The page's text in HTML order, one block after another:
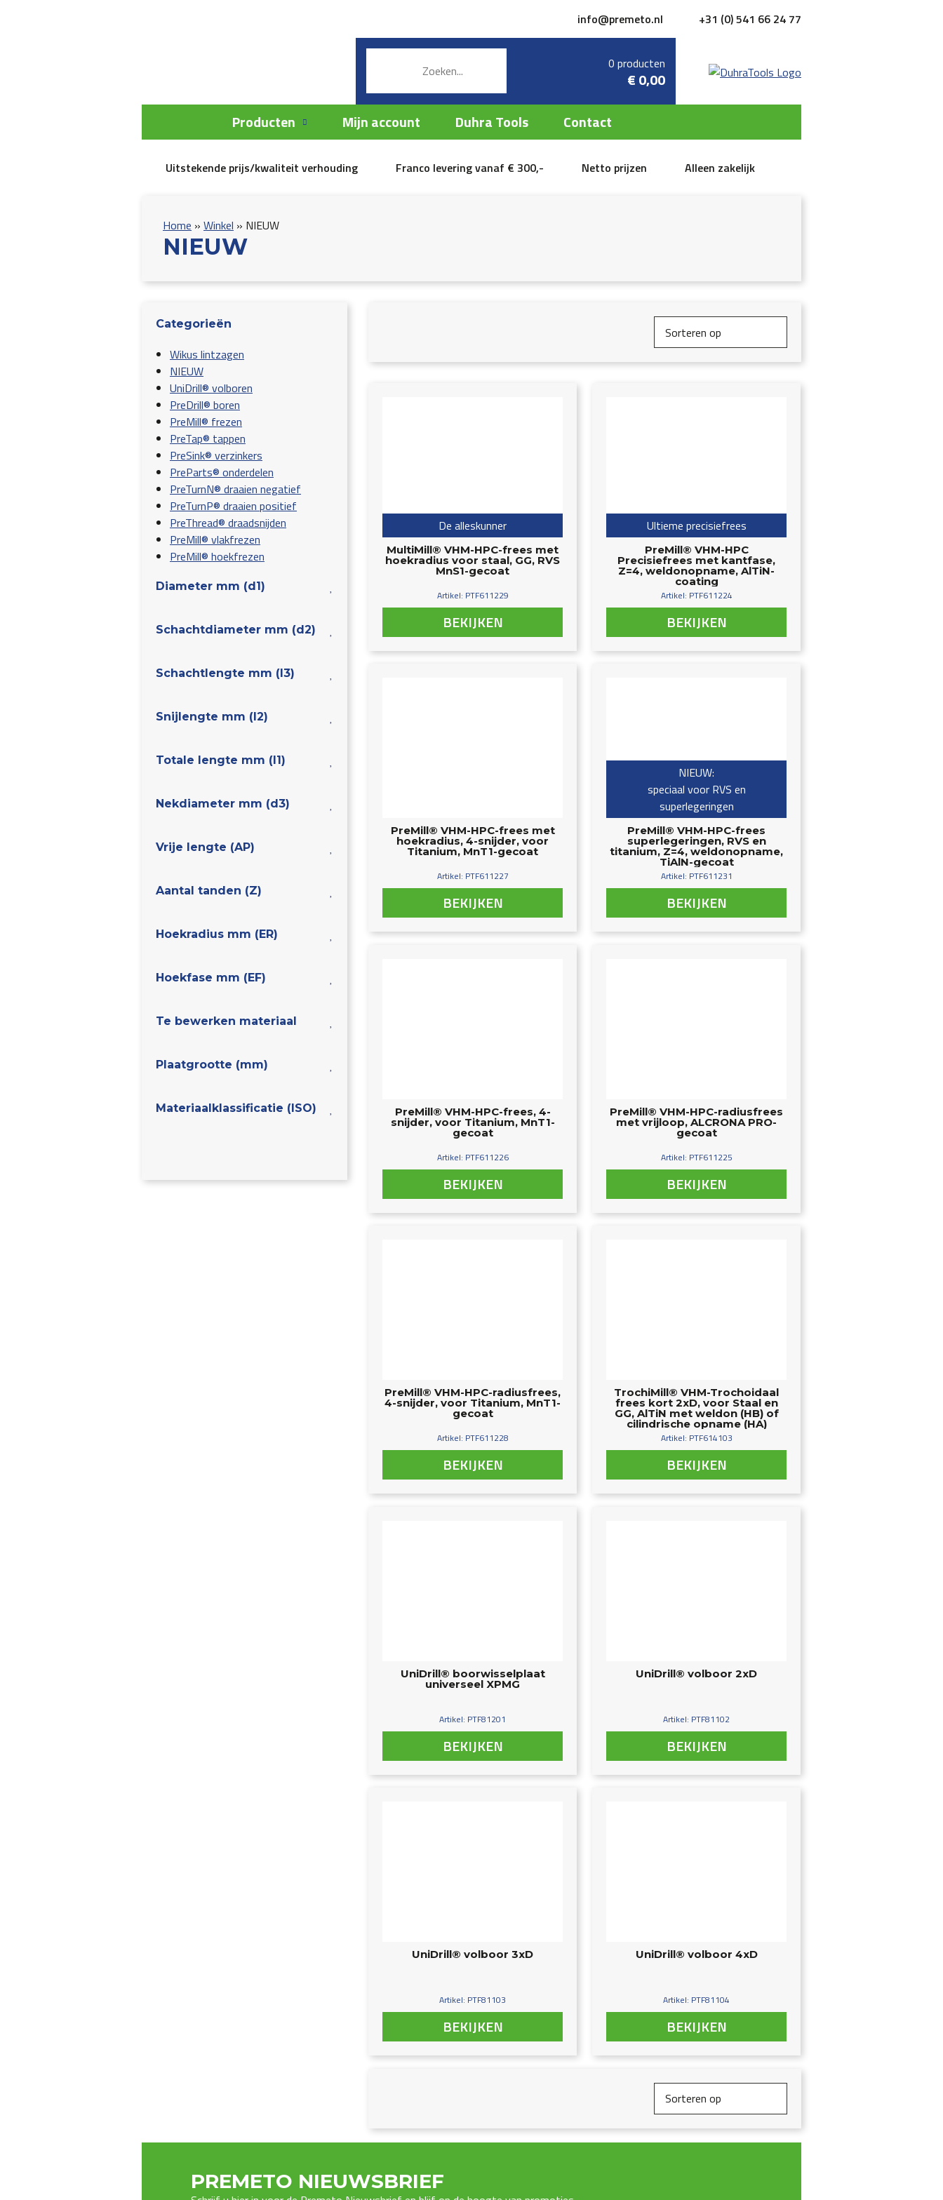
info@premeto.nl +31 (0) 541 66 24 77
0 producten
€0,00
Producten
Mijn account Duhra Tools Contact
Uitstekende prijs/kwaliteit verhouding Franco levering vanaf € 300,- Netto prijzen Alleen zakelijk
Home » Winkel » NIEUW
NIEUW
Categorieën
Wikus lintzagen
NIEUW
UniDrill® volboren
PreDrill® boren
PreMill® frezen
PreTap® tappen
PreSink® verzinkers
PreParts® onderdelen
PreTurnN® draaien negatief
PreTurnP® draaien positief
PreThread® draadsnijden
PreMill® vlakfrezen
PreMill® hoekfrezen
Diameter mm (d1)
Schachtdiameter mm (d2)
Schachtlengte mm (l3)
Snijlengte mm (l2)
Totale lengte mm (l1)
Nekdiameter mm (d3)
Vrije lengte (AP)
Aantal tanden (Z)
Hoekradius mm (ER)
Hoekfase mm (EF)
Te bewerken materiaal
Plaatgrootte (mm)
Materiaalklassificatie (ISO)
De alleskunner
MultiMill® VHM-HPC-frees met
hoekradius voor staal, GG, RVS
MnS1-gecoat
Artikel: PTF611229
BEKIJKEN
Ultieme precisiefrees
PreMill® VHM-HPC
Precisiefrees met kantfase,
Z=4, weldonopname, AlTiN-
coating
Artikel: PTF611224
BEKIJKEN
PreMill® VHM-HPC-frees met
hoekradius, 4-snijder, voor
Titanium, MnT1-gecoat
Artikel: PTF611227
BEKIJKEN
NIEUW:
speciaal voor RVS en
superlegeringen
PreMill® VHM-HPC-frees
superlegeringen, RVS en
titanium, Z=4, weldonopname,
TiAlN-gecoat
Artikel: PTF611231
BEKIJKEN
PreMill® VHM-HPC-frees, 4-
snijder, voor Titanium, MnT1-
gecoat
Artikel: PTF611226
BEKIJKEN
PreMill® VHM-HPC-radiusfrees
met vrijloop, ALCRONA PRO-
gecoat
Artikel: PTF611225
BEKIJKEN
PreMill® VHM-HPC-radiusfrees,
4-snijder, voor Titanium, MnT1-
gecoat
Artikel: PTF611228
BEKIJKEN
TrochiMill® VHM-Trochoidaal
frees kort 2xD, voor Staal en
GG, AlTiN met weldon (HB) of
cilindrische opname (HA)
Artikel: PTF614103
BEKIJKEN
UniDrill® boorwisselplaat
universeel XPMG
Artikel: PTF81201
BEKIJKEN
UniDrill® volboor 2xD
Artikel: PTF81102
BEKIJKEN
UniDrill® volboor 3xD
Artikel: PTF81103
BEKIJKEN
UniDrill® volboor 4xD
Artikel: PTF81104
BEKIJKEN
PREMETO NIEUWSBRIEF